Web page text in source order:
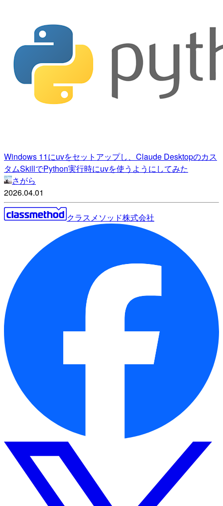
Windows 11にuvをセットアップし、Claude Desktopのカス
タムSkillでPython実行時にuvを使うようにしてみた
さがら
2026.04.01
クラスメソッド株式会社